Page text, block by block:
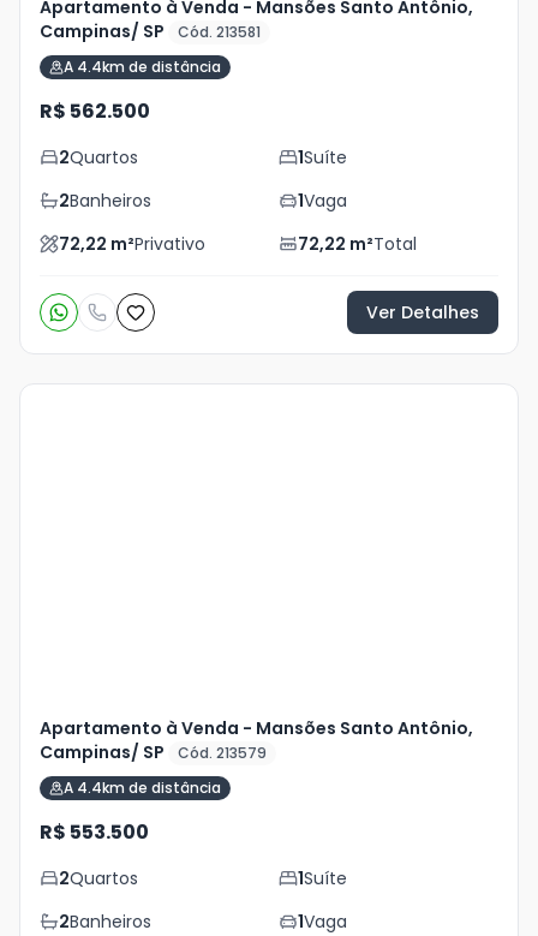
Apartamento à Venda - Mansões Santo Antônio,
Campinas/ SP
Cód. 213581
A 4.4km de distância
R$ 562.500
2Quartos 1Suíte
2Banheiros 1Vaga
72,22 m²Privativo 72,22 m²Total
Ver Detalhes
Apartamento à Venda - Mansões Santo Antônio,
Campinas/ SP
Cód. 213579
A 4.4km de distância
R$ 553.500
2Quartos 1Suíte
2Banheiros 1Vaga